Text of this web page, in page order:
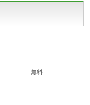
無料